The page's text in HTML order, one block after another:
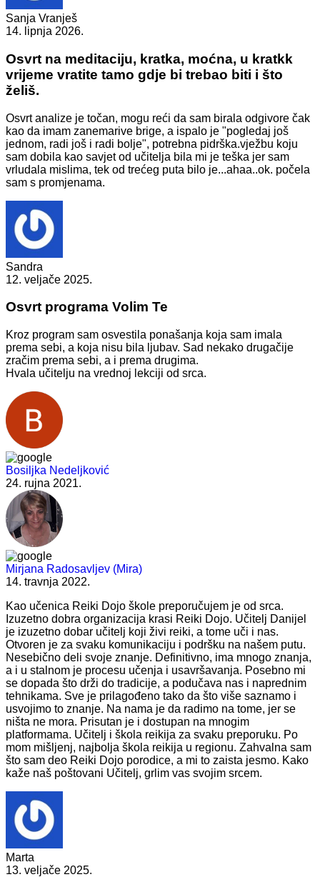
Sanja Vranješ
14. lipnja 2026.
Osvrt na meditaciju, kratka, moćna, u kratkk
vrijeme vratite tamo gdje bi trebao biti i što
želiš.
Osvrt analize je točan, mogu reći da sam birala odgivore čak
kao da imam zanemarive brige, a ispalo je "pogledaj još
jednom, radi još i radi bolje", potrebna pidrška.vježbu koju
sam dobila kao savjet od učitelja bila mi je teška jer sam
vrludala mislima, tek od trećeg puta bilo je...ahaa..ok. počela
sam s promjenama.
Sandra
12. veljače 2025.
Osvrt programa Volim Te
Kroz program sam osvestila ponašanja koja sam imala
prema sebi, a koja nisu bila ljubav. Sad nekako drugačije
zračim prema sebi, a i prema drugima.
Hvala učitelju na vrednoj lekciji od srca.
Bosiljka Nedeljković
24. rujna 2021.
Mirjana Radosavljev (Mira)
14. travnja 2022.
Kao učenica Reiki Dojo škole preporučujem je od srca.
Izuzetno dobra organizacija krasi Reiki Dojo. Učitelj Danijel
je izuzetno dobar učitelj koji živi reiki, a tome uči i nas.
Otvoren je za svaku komunikaciju i podršku na našem putu.
Nesebično deli svoje znanje. Definitivno, ima mnogo znanja,
a i u stalnom je procesu učenja i usavršavanja. Posebno mi
se dopada što drži do tradicije, a podučava nas i naprednim
tehnikama. Sve je prilagođeno tako da što više saznamo i
usvojimo to znanje. Na nama je da radimo na tome, jer se
ništa ne mora. Prisutan je i dostupan na mnogim
platformama. Učitelj i škola reikija za svaku preporuku. Po
mom mišljenj, najbolja škola reikija u regionu. Zahvalna sam
što sam deo Reiki Dojo porodice, a mi to zaista jesmo. Kako
kaže naš poštovani Učitelj, grlim vas svojim srcem.
Marta
13. veljače 2025.